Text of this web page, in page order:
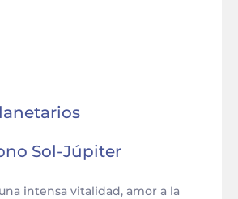
Sol-Júpiter
intensa vitalidad, amor a la